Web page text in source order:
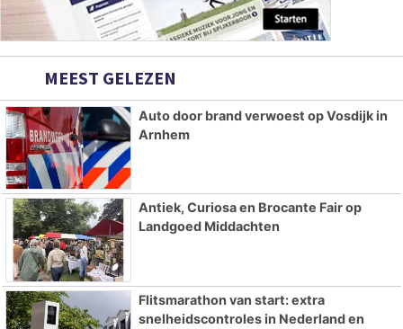
MEEST GELEZEN
Auto door brand verwoest op Vosdijk in
Arnhem
Antiek, Curiosa en Brocante Fair op
Landgoed Middachten
Flitsmarathon van start: extra
snelheidscontroles in Nederland en